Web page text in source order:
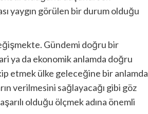
yaygın görülen bir durum olduğu
Gündemi doğru bir
ya da ekonomik anlamda doğru
etmek ülke geleceğine bir anlamda
verilmesini sağlayacağı gibi göz
olduğu ölçmek adına önemli